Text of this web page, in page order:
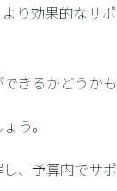
り効果的なサ
きるかどうかも
う。
、予算内でサ